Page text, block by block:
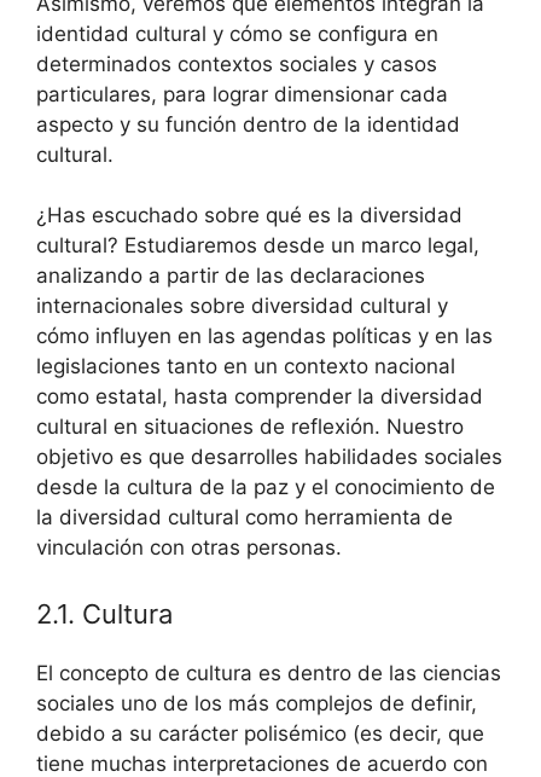
identidad cultural y cómo se configura en
determinados contextos sociales y casos
particulares, para lograr dimensionar cada
aspecto y su función dentro de la identidad
cultural.
¿Has escuchado sobre qué es la diversidad
cultural? Estudiaremos desde un marco legal,
analizando a partir de las declaraciones
internacionales sobre diversidad cultural y
cómo influyen en las agendas políticas y en las
legislaciones tanto en un contexto nacional
como estatal, hasta comprender la diversidad
cultural en situaciones de reflexión. Nuestro
objetivo es que desarrolles habilidades sociales
desde la cultura de la paz y el conocimiento de
la diversidad cultural como herramienta de
vinculación con otras personas.
2.1. Cultura
El concepto de cultura es dentro de las ciencias
sociales uno de los más complejos de definir,
debido a su carácter polisémico (es decir, que
tiene muchas interpretaciones de acuerdo con